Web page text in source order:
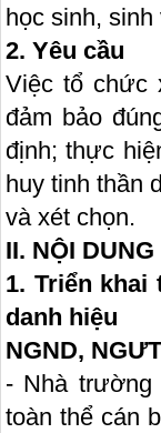
học sinh,
2. Yêu cầu
Việc tổ chức
đảm bảo
định; thực
huy tinh thần
và xét chọn.
II. NỘI DUNG
1. Triển khai
danh hiệu
NGND,
- Nhà trường
toàn thể cán